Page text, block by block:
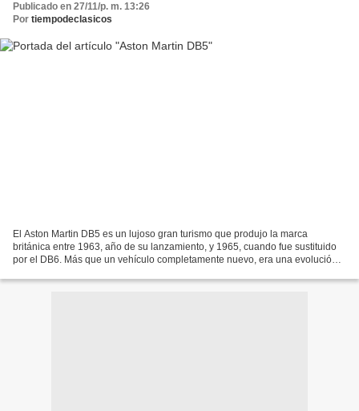
Publicado en 27/11/p. m. 13:26
Por tiempodeclasicos
El Aston Martin DB5 es un lujoso gran turismo que produjo la marca
británica entre 1963, año de su lanzamiento, y 1965, cuando fue sustituido
por el DB6. Más que un vehículo completamente nuevo, era una evolución